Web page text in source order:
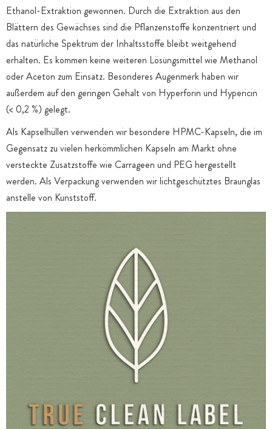
Ethanol-Extraktion gewonnen. Durch die Extraktion aus den
Blättern des Gewächses sind die Pflanzenstoffe konzentriert und
das natürliche Spektrum der Inhaltsstoffe bleibt weitgehend
erhalten. Es kommen keine weiteren Lösungsmittel wie Methanol
oder Aceton zum Einsatz. Besonderes Augenmerk haben wir
außerdem auf den geringen Gehalt von Hyperforin und Hypericin
(< 0,2 %) gelegt.
Als Kapselhüllen verwenden wir besondere HPMC-Kapseln, die im
Gegensatz zu vielen herkömmlichen Kapseln am Markt ohne
versteckte Zusatzstoffe wie Carrageen und PEG hergestellt
werden. Als Verpackung verwenden wir lichtgeschütztes Braunglas
anstelle von Kunststoff.